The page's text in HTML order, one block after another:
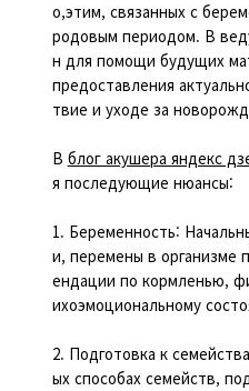
о,этим, связанных с
родовым периодом. В
н для помощи будущих
предоставления
твие и уходе за
В блог акушера яндекс
я последующие нюансы:
1. Беременность:
и, перемены в организме
ендации по кормленью,
ихоэмоциональному
2. Подготовка к
ых способах семейств,